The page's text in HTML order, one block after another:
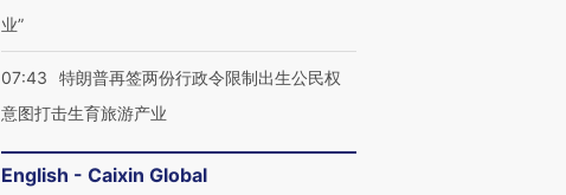
业”
07:43
特朗普再签两份行政令限制出生公民权
意图打击生育旅游产业
English - Caixin Global